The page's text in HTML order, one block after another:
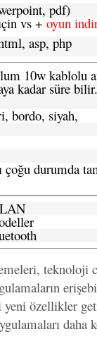
pdf)
vs +oyun
asp, php
10w kablolu
kadar süre bilir.
bordo, siyah,
çoğu durumda
teknoloji
özellikler
daha